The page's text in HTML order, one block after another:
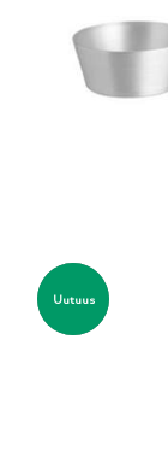
Uutuus